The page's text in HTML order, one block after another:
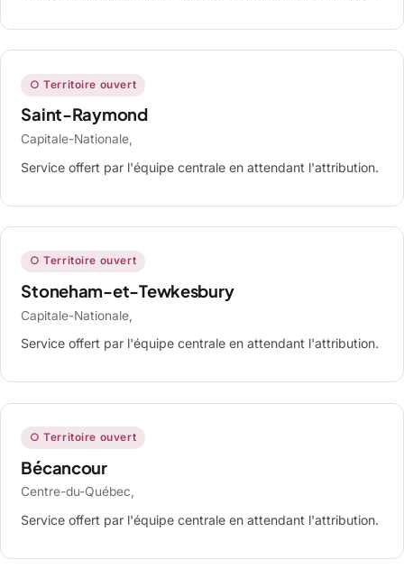
○ Territoire ouvert
Saint-Raymond
Capitale-Nationale,
Service offert par l'équipe centrale en attendant l'attribution.
○ Territoire ouvert
Stoneham-et-Tewkesbury
Capitale-Nationale,
Service offert par l'équipe centrale en attendant l'attribution.
○ Territoire ouvert
Bécancour
Centre-du-Québec,
Service offert par l'équipe centrale en attendant l'attribution.